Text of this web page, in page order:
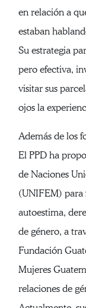
en relación a
estaban
Su estrategia
pero efectiva,
visitar sus
ojos la
Además de los
El PPD ha
de Naciones
(UNIFEM) para
autoestima,
de género, a
Fundación
Mujeres
relaciones de